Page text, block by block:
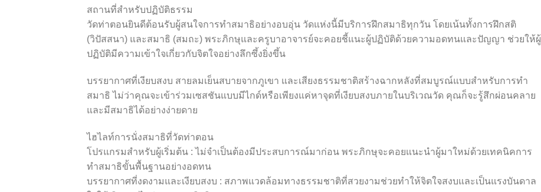
สถานที่สำหรับปฏิบัติธรรม
วัดท่าตอนยินดีต้อนรับผู้สนใจการทำสมาธิอย่างอบอุ่น วัดแห่งนี้มีบริการฝึกสมาธิทุกวัน โดยเน้นทั้งการฝึกสติ
(วิปัสสนา) และสมาธิ (สมถะ) พระภิกษุและครูบาอาจารย์จะคอยชี้แนะผู้ปฏิบัติด้วยความอดทนและปัญญา ช่วยให้ผู้
ปฏิบัติมีความเข้าใจเกี่ยวกับจิตใจอย่างลึกซึ้งยิ่งขึ้น
บรรยากาศที่เงียบสงบ สายลมเย็นสบายจากภูเขา และเสียงธรรมชาติสร้างฉากหลังที่สมบูรณ์แบบสำหรับการทำ
สมาธิ ไม่ว่าคุณจะเข้าร่วมเซสชันแบบมีไกด์หรือเพียงแค่หาจุดที่เงียบสงบภายในบริเวณวัด คุณก็จะรู้สึกผ่อนคลาย
และมีสมาธิได้อย่างง่ายดาย
ไฮไลท์การนั่งสมาธิที่วัดท่าตอน
โปรแกรมสำหรับผู้เริ่มต้น : ไม่จำเป็นต้องมีประสบการณ์มาก่อน พระภิกษุจะคอยแนะนำผู้มาใหม่ด้วยเทคนิคการ
ทำสมาธิขั้นพื้นฐานอย่างอดทน
บรรยากาศที่งดงามและเงียบสงบ : สภาพแวดล้อมทางธรรมชาติที่สวยงามช่วยทำให้จิตใจสงบและเป็นแรงบันดาล